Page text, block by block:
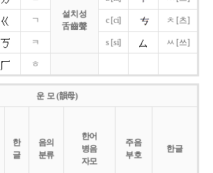
설치성
舌齒聲
ㄱ c [ci] ㅊ [츠]
ㅋ s [si] ㅆ [쓰]
ㅎ
운 모 (韻母)
한
글
음의
분류
한어
병음
자모
주음
부호
한글